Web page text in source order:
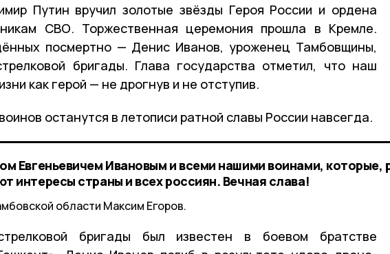
Путин вручил золотые звёзды Героя России и ордена
СВО. Торжественная церемония прошла в Кремле.
посмертно — Денис Иванов, уроженец Тамбовщины,
бригады. Глава государства отметил, что наш
как герой — не дрогнув и не отступив.
останутся в летописи ратной славы России навсегда.
Евгеньевичем Ивановым и всеми нашими воинами, которые,
интересы страны и всех россиян. Вечная слава!
области Максим Егоров.
бригады был известен в боевом братстве